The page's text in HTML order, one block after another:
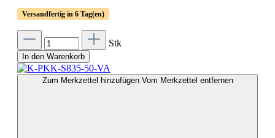
Versandfertig in 6 Tag(en)
Stk
In den Warenkorb
Zum Merkzettel hinzufügen Vom Merkzettel entfernen